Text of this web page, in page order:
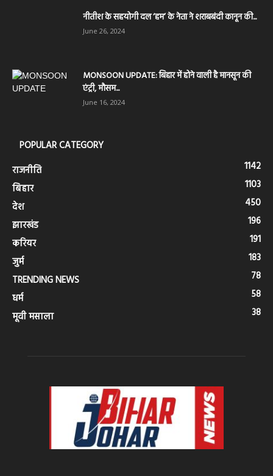
नीतीश के सहयोगी दल ‘हम’ के नेता ने शराबबंदी कानून की...
June 26, 2024
MONSOON UPDATE: बिहार में होने वाली है मानसून की
एंट्री, मौसम...
June 16, 2024
POPULAR CATEGORY
राजनीति
1142
बिहार
1103
देश
450
झारखंड
196
करियर
191
जुर्म
183
TRENDING NEWS
78
धर्म
58
मूवी मसाला
38